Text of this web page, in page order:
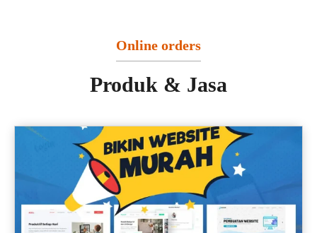
Online orders
Produk & Jasa